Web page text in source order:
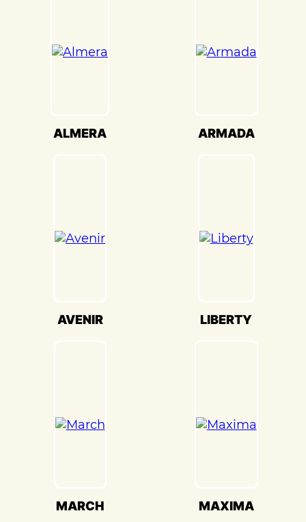
Frontier(Ниссан Вронтир) на дороге.
задача. Наши опытные специалисты по
Кузовной ремонт Nissan Frontier(Ниссан
Вронтир) в «Детейлингофъ» – это
Мы гордимся своей способностью
воссоздавать совершенство Nissan
ALMERA ARMADA
AVENIR LIBERTY
MARCH MAXIMA